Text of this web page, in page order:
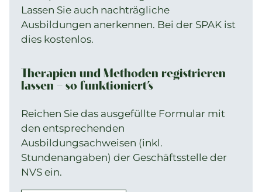
Lassen Sie auch nachträgliche
Ausbildungen anerkennen. Bei der SPAK ist
dies kostenlos.
Therapien und Methoden registrieren
lassen – so funktioniert’s
Reichen Sie das ausgefüllte Formular mit
den entsprechenden
Ausbildungsachweisen (inkl.
Stundenangaben) der Geschäftsstelle der
NVS ein.